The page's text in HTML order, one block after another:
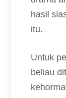
hasil
itu.
Untuk
beliau